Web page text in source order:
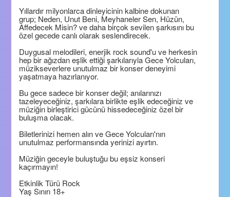
Yıllardır milyonlarca dinleyicinin kalbine dokunan
grup; Neden, Unut Beni, Meyhaneler Sen, Hüzün,
Affedecek Misin? ve daha birçok sevilen şarkısını bu
özel gecede canlı olarak seslendirecek.
Duygusal melodileri, enerjik rock sound'u ve herkesin
hep bir ağızdan eşlik ettiği şarkılarıyla Gece Yolcuları,
müzikseverlere unutulmaz bir konser deneyimi
yaşatmaya hazırlanıyor.
Bu gece sadece bir konser değil; anılarınızı
tazeleyeceğiniz, şarkılara birlikte eşlik edeceğiniz ve
müziğin birleştirici gücünü hissedeceğiniz özel bir
buluşma olacak.
Biletlerinizi hemen alın ve Gece Yolcuları'nın
unutulmaz performansında yerinizi ayırtın.
Müziğin geceyle buluştuğu bu eşsiz konseri
kaçırmayın!
Etkinlik Türü Rock
Yaş Sınırı 18+